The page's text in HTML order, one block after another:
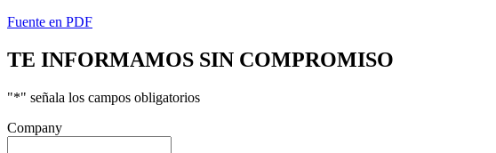
Fuente en PDF
TE INFORMAMOS SIN COMPROMISO
"*" señala los campos obligatorios
Company